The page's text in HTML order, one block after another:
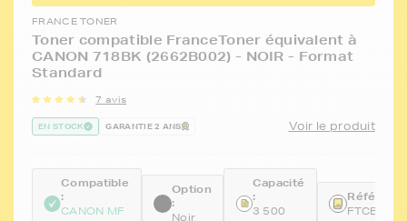
FRANCE TONER
Toner compatible FranceToner équivalent à
CANON 718BK (2662B002) - NOIR - Format
Standard
7 avis
EN STOCK GARANTIE 2 ANS Voir le produit
Compatible
:
CANON MF
Option
:
Noir
Capacité
:
3 500